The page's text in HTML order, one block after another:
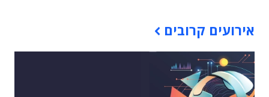
אירועים קרובים